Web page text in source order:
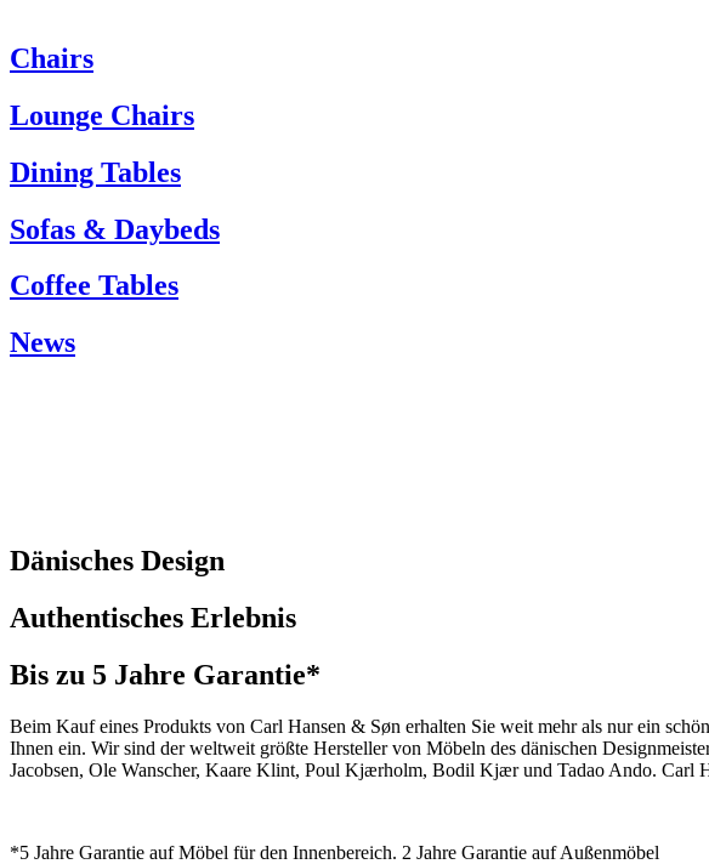
Wenn Sie Hilfe benötigen, wenden Sie sich bitte an den Kundenservice:
Tel.: +45 66 12 14 04
info@carlhansen.dk
Chairs
Lounge Chairs
Dining Tables
Sofas & Daybeds
Coffee Tables
News
Dänisches Design
Authentisches Erlebnis
Bis zu 5 Jahre Garantie*
Beim Kauf eines Produkts von Carl Hansen & Søn erhalten Sie weit mehr als nur ein
Ihnen ein. Wir sind der weltweit größte Hersteller von Möbeln des dänischen
Jacobsen, Ole Wanscher, Kaare Klint, Poul Kjærholm, Bodil Kjær und Tadao Ando. Carl
*5 Jahre Garantie auf Möbel für den Innenbereich. 2 Jahre Garantie auf Außenmöbel